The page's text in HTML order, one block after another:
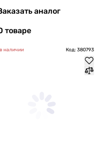
аналог
товаре
наличии Код: 380793